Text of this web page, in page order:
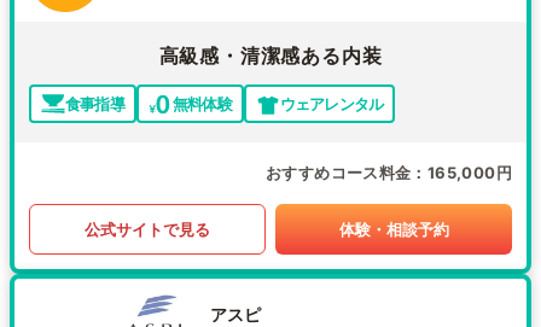
高級感・清潔感ある内装
食事指導 無料体験 ウェアレンタル
おすすめコース料金 165,000円
公式サイトで見る 体験・相談予約
アスピ